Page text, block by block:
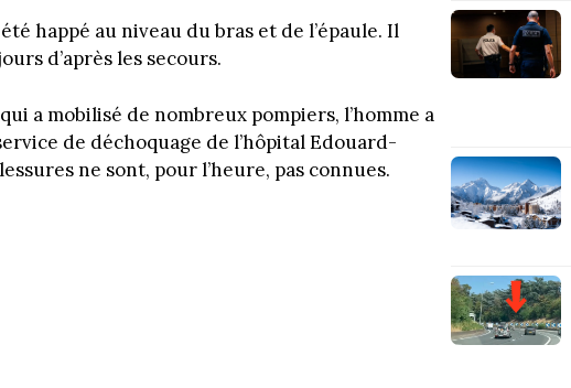
happé au niveau du bras et de l’épaule. Il
d’après les secours.
a mobilisé de nombreux pompiers, l’homme a
de déchoquage de l’hôpital Edouard-
ne sont, pour l’heure, pas connues.